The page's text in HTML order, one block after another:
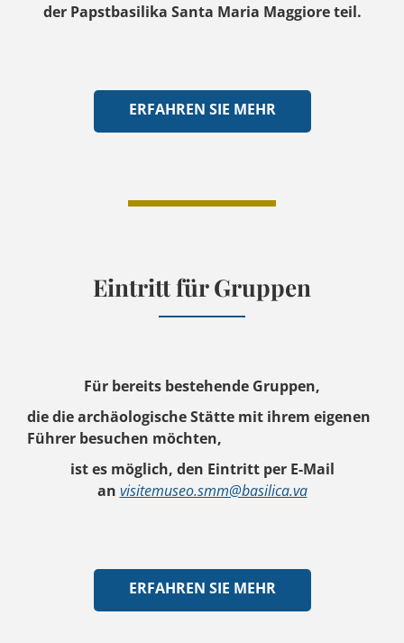
der Papstbasilika Santa Maria Maggiore teil.
ERFAHREN SIE MEHR
Eintritt für Gruppen
Für bereits bestehende Gruppen,
die die archäologische Stätte mit ihrem eigenen
Führer besuchen möchten,
ist es möglich, den Eintritt per E-Mail
an visitemuseo.smm@basilica.va
ERFAHREN SIE MEHR